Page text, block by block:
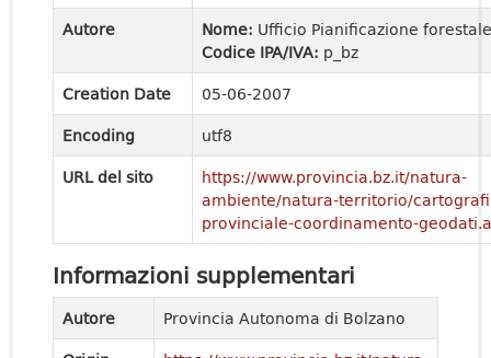
Autore
Nome: Ufficio Pianificazione forestale
Codice IPA/IVA: p_bz
Creation Date
05-06-2007
Encoding
utf8
URL del sito
https://www.provincia.bz.it/natura-
ambiente/natura-territorio/
provinciale-coordinamento-
Informazioni supplementari
Autore
Provincia Autonoma di Bolzano